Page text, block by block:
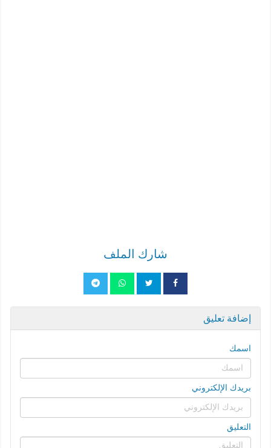
شارك الملف
إضافة تعليق
اسمك
بريدك الإلكتروني
التعليق